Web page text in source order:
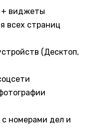
+ виджеты
всех страниц
(Десктоп,
номерами дел и